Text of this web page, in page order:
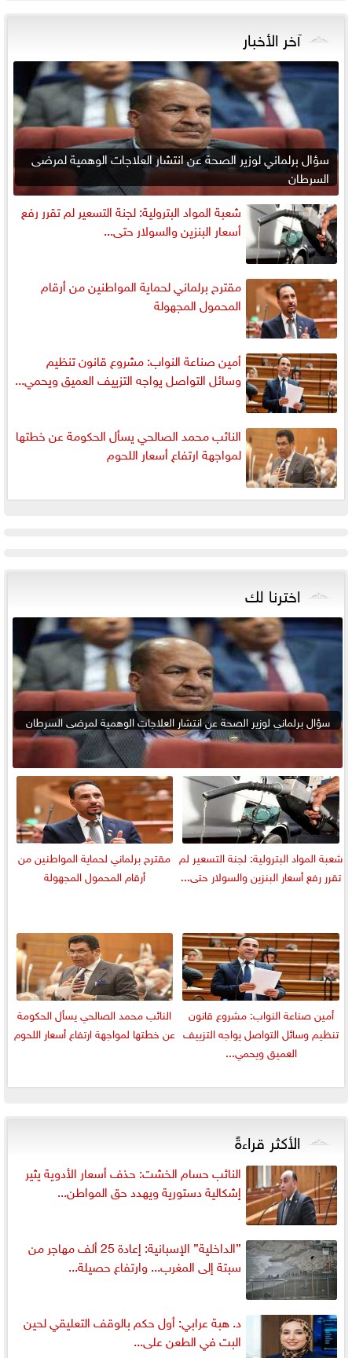
آخر الأخبار
سؤال برلماني لوزير الصحة عن انتشار العلاجات الوهمية لمرضى
السرطان
شعبة المواد البترولية: لجنة التسعير لم تقرر رفع
أسعار البنزين والسولار حتى...
مقترح برلماني لحماية المواطنين من أرقام
المحمول المجهولة
أمين صناعة النواب: مشروع قانون تنظيم
وسائل التواصل يواجه التزييف العميق ويحمي...
النائب محمد الصالحي يسأل الحكومة عن خطتها
لمواجهة ارتفاع أسعار اللحوم
اخترنا لك
سؤال برلماني لوزير الصحة عن انتشار العلاجات الوهمية لمرضى السرطان
شعبة المواد البترولية: لجنة التسعير لم
تقرر رفع أسعار البنزين والسولار حتى...
مقترح برلماني لحماية المواطنين من
أرقام المحمول المجهولة
أمين صناعة النواب: مشروع قانون
تنظيم وسائل التواصل يواجه التزييف
العميق ويحمي...
النائب محمد الصالحي يسأل الحكومة
عن خطتها لمواجهة ارتفاع أسعار اللحوم
الأكثر قراءةً
النائب حسام الخشت: حذف أسعار الأدوية يثير
إشكالية دستورية ويهدد حق المواطن...
”الداخلية” الإسبانية: إعادة 25 ألف مهاجر من
سبتة إلى المغرب... وارتفاع حصيلة...
د. هبة عرابي: أول حكم بالوقف التعليقي لحين
البت في الطعن على...